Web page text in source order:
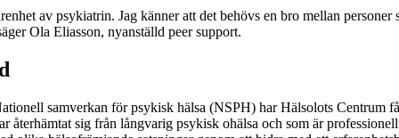
av psykiatrin. Jag känner att det behövs en bro mellan
Ola Eliasson, nyanställd peer support.
samverkan för psykisk hälsa (NSPH) har Hälsolots Centrum
återhämtat sig från långvarig psykisk ohälsa och som är